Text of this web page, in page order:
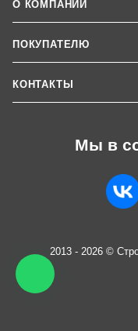
О КОМПАНИИ
ПОКУПАТЕЛЮ
КОНТАКТЫ
Мы в
2013 - 2026 ©